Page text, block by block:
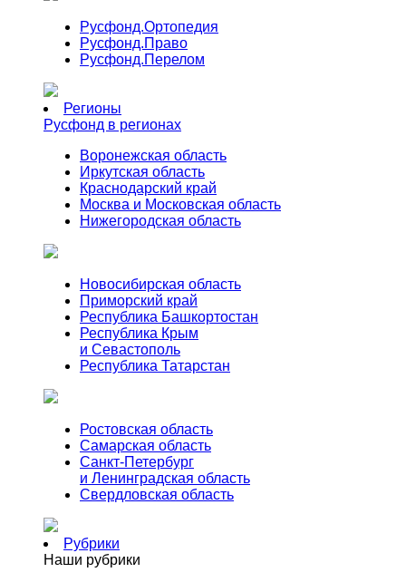
Русфонд.Ортопедия
Русфонд.Право
Русфонд.Перелом
Регионы
Русфонд в регионах
Воронежская область
Иркутская область
Краснодарский край
Москва и Московская область
Нижегородская область
Новосибирская область
Приморский край
Республика Башкортостан
Республика Крым
и Севастополь
Республика Татарстан
Ростовская область
Самарская область
Санкт-Петербург
и Ленинградская область
Свердловская область
Рубрики
Наши рубрики